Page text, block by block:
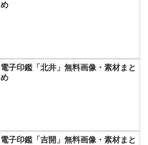
め
電子印鑑「北井」無料画像・素材まと
め
電子印鑑「吉開」無料画像・素材まと